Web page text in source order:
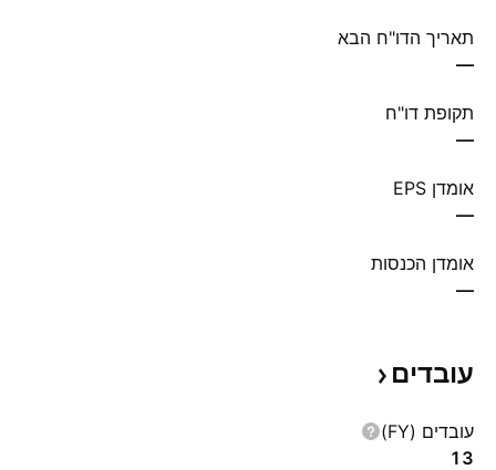
תאריך הדו"ח הבא
—
תקופת דו"ח
—
אומדן EPS
—
אומדן הכנסות
—
עובדים
עובדים (FY)
13